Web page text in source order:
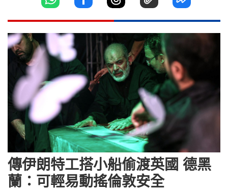
傳伊朗特工搭小船偷渡英國 德黑
蘭：可輕易動搖倫敦安全